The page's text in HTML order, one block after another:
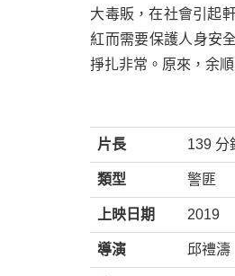
大毒販，在社會引起
紅而需要保護人身安
掙扎非常。原來，余
片長 139 分
類型 警匪
上映日期 2019
導演 邱禮濤